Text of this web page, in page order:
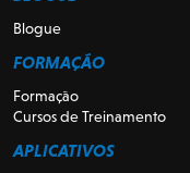
Blogue
FORMAÇÃO
Formação
Cursos de Treinamento
APLICATIVOS